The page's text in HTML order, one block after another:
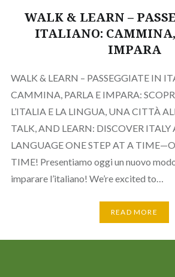
WALK & LEARN –
ITALIANO:
IMPARA
WALK & LEARN – PASSEGGIATE IN
CAMMINA, PARLA E IMPARA:
L’ITALIA E LA LINGUA, UNA CITTÀ
TALK, AND LEARN: DISCOVER
LANGUAGE ONE STEP AT A
TIME! Presentiamo oggi un nuovo
imparare l’italiano! We’re excited to…
READ MORE